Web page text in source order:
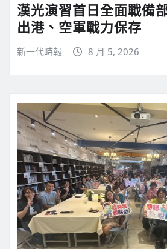
漢光演習首日全面戰備
出港、空軍戰力保存
新一代時報 8 月 5, 2026